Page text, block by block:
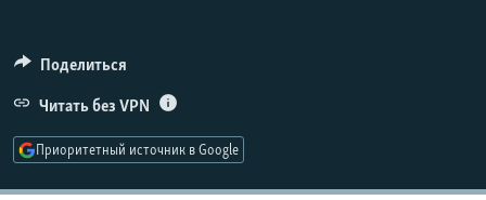
ПОДПИШИТЕСЬ НА РАССЫЛКУ
СОЦИАЛЬНЫЕ СЕТИ
Поделиться
Читать без VPN
Приоритетный источник в Google